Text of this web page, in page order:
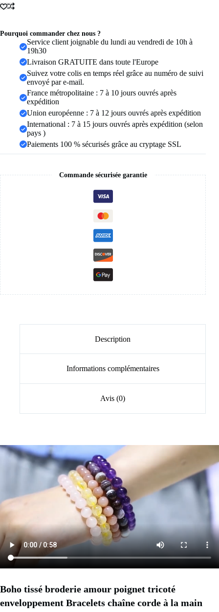
Bracelets
à
ethnique
hommes
Pourquoi commander chez nous ?
Service client joignable du lundi au vendredi de 10h à
19h30
Livraison GRATUITE dans toute l'Europe
Suivez votre colis en temps réel grâce au numéro de suivi
envoyé par e-mail.
France métropolitaine : 7 à 10 jours ouvrés après
expédition
Union européenne : 7 à 12 jours ouvrés après expédition
International : 7 à 15 jours ouvrés après expédition (selon
pays )
Paiements 100 % sécurisés grâce au cryptage SSL
Commande sécurisée garantie
Description
Informations complémentaires
Avis (0)
Boho tissé broderie amour poignet tricoté
enveloppement Bracelets chaîne corde à la main